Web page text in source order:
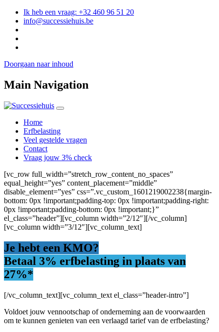
Ik heb een vraag: +32 460 96 51 20
info@successiehuis.be
Doorgaan naar inhoud
Main Navigation
Home
Erfbelasting
Veel gestelde vragen
Contact
Vraag jouw 3% check
[vc_row full_width=”stretch_row_content_no_spaces”
equal_height=”yes” content_placement=”middle”
disable_element=”yes” css=”.vc_custom_1601219002238{margin-
bottom: 0px !important;padding-top: 0px !important;padding-right:
0px !important;padding-bottom: 0px !important;}”
el_class=”header”][vc_column width=”2/12″][/vc_column]
[vc_column width=”3/12″][vc_column_text]
Je hebt een KMO?
Betaal 3% erfbelasting in plaats van
27%*
[/vc_column_text][vc_column_text el_class=”header-intro”]
Voldoet jouw vennootschap of onderneming aan de voorwaarden
om te kunnen genieten van een verlaagd tarief van de erfbelasting?